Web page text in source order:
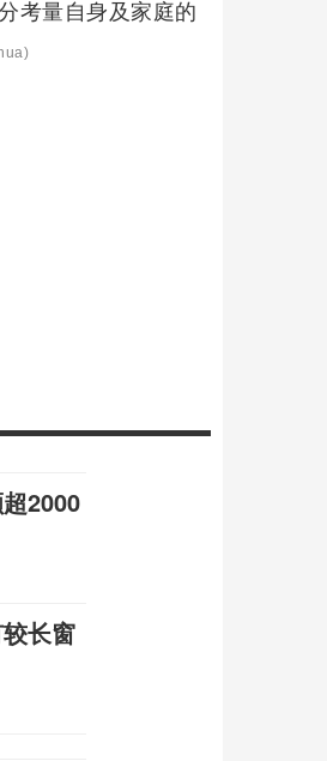
考量自身及家庭的
2000
长窗